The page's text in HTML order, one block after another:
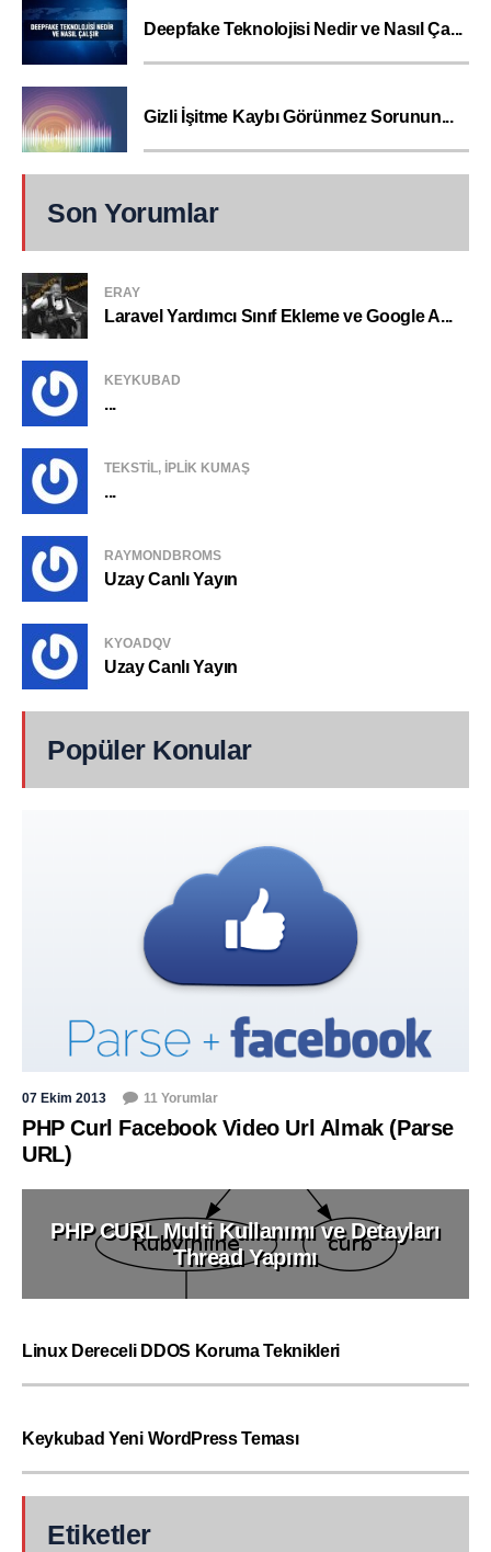
Deepfake Teknolojisi Nedir ve Nasıl Ça...
Gizli İşitme Kaybı Görünmez Sorunun...
Son Yorumlar
ERAY
Laravel Yardımcı Sınıf Ekleme ve Google A...
KEYKUBAD
...
TEKSTIL, IPLIK KUMAŞ
...
RAYMONDBROMS
Uzay Canlı Yayın
KYOADQV
Uzay Canlı Yayın
Popüler Konular
07 Ekim 2013 11 Yorumlar
PHP Curl Facebook Video Url Almak (Parse
URL)
PHP CURL Multi Kullanımı ve Detayları
Thread Yapımı
Linux Dereceli DDOS Koruma Teknikleri
Keykubad Yeni WordPress Teması
Etiketler